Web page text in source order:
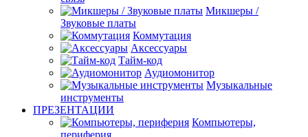
Микшеры /
Звуковые платы
Коммутация
Аксессуары
Тайм-код
Аудиомонитор
Музыкальные
инструменты
ПРЕЗЕНТАЦИИ
Компьютеры,
периферия